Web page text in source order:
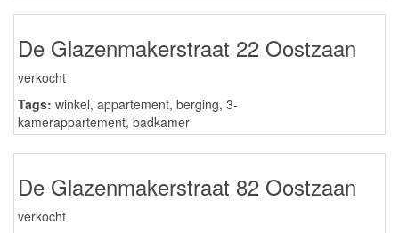
De Glazenmakerstraat 22 Oostzaan
verkocht
Tags: winkel, appartement, berging, 3-
kamerappartement, badkamer
De Glazenmakerstraat 82 Oostzaan
verkocht